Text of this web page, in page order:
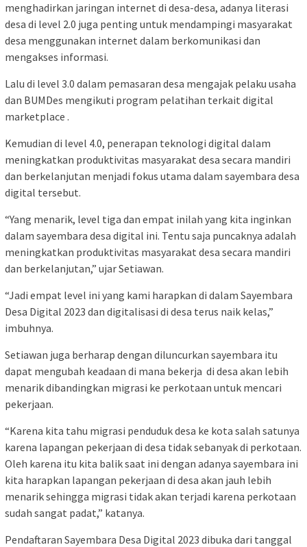
menghadirkan jaringan internet di desa-desa, adanya literasi
desa di level 2.0 juga penting untuk mendampingi masyarakat
desa menggunakan internet dalam berkomunikasi dan
mengakses informasi.
Lalu di level 3.0 dalam pemasaran desa mengajak pelaku usaha
dan BUMDes mengikuti program pelatihan terkait digital
marketplace .
Kemudian di level 4.0, penerapan teknologi digital dalam
meningkatkan produktivitas masyarakat desa secara mandiri
dan berkelanjutan menjadi fokus utama dalam sayembara desa
digital tersebut.
“Yang menarik, level tiga dan empat inilah yang kita inginkan
dalam sayembara desa digital ini. Tentu saja puncaknya adalah
meningkatkan produktivitas masyarakat desa secara mandiri
dan berkelanjutan,” ujar Setiawan.
“Jadi empat level ini yang kami harapkan di dalam Sayembara
Desa Digital 2023 dan digitalisasi di desa terus naik kelas,”
imbuhnya.
Setiawan juga berharap dengan diluncurkan sayembara itu
dapat mengubah keadaan di mana bekerja di desa akan lebih
menarik dibandingkan migrasi ke perkotaan untuk mencari
pekerjaan.
“Karena kita tahu migrasi penduduk desa ke kota salah satunya
karena lapangan pekerjaan di desa tidak sebanyak di perkotaan.
Oleh karena itu kita balik saat ini dengan adanya sayembara ini
kita harapkan lapangan pekerjaan di desa akan jauh lebih
menarik sehingga migrasi tidak akan terjadi karena perkotaan
sudah sangat padat,” katanya.
Pendaftaran Sayembara Desa Digital 2023 dibuka dari tanggal